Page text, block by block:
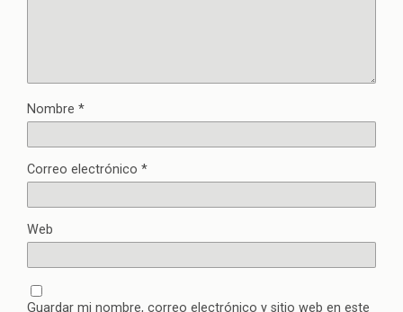
Nombre *
Correo electrónico *
Web
Guardar mi nombre, correo electrónico y sitio web en este